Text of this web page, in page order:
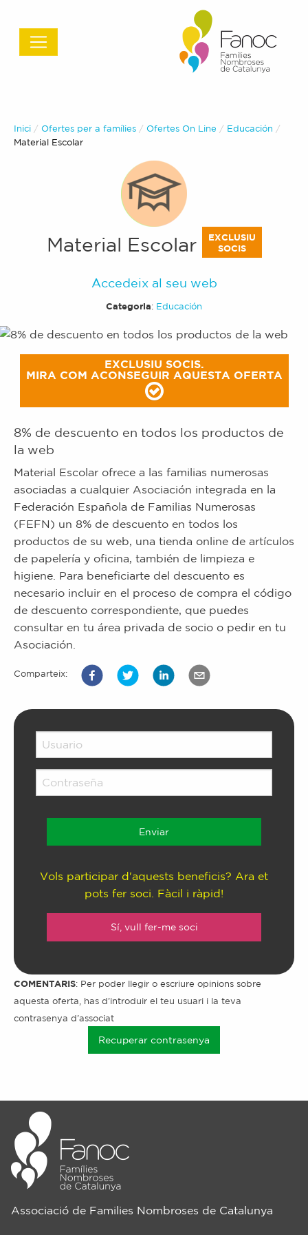
Inici Ofertes per a famílies Ofertes On Line
Educación
Actual:
Material Escolar
Material Escolar
EXCLUSIU
SOCIS
Accedeix al seu web
Categoria: Educación
EXCLUSIU SOCIS.
MIRA COM ACONSEGUIR AQUESTA OFERTA
8% de descuento en todos los productos de
la web
Material Escolar ofrece a las familias numerosas
asociadas a cualquier Asociación integrada en la
Federación Española de Familias Numerosas
(FEFN) un 8% de descuento en todos los
productos de su web, una tienda online de artículos
de papelería y oficina, también de limpieza e
higiene. Para beneficiarte del descuento es
necesario incluir en el proceso de compra el código
de descuento correspondiente, que puedes
consultar en tu área privada de socio o pedir en tu
Asociación.
Comparteix:
Vols participar d'aquests beneficis? Ara et
pots fer soci. Fàcil i ràpid!
Sí, vull fer-me soci
COMENTARIS: Per poder llegir o escriure opinions sobre
aquesta oferta, has d'introduir el teu usuari i la teva
contrasenya d'associat
Recuperar contrasenya
Associació de Families Nombroses de Catalunya